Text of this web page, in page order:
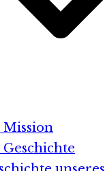
Mission
Geschichte